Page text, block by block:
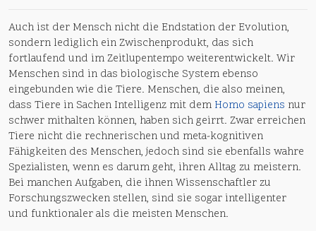
Auch ist der Mensch nicht die Endstation der Evolution,
sondern lediglich ein Zwischenprodukt, das sich
fortlaufend und im Zeitlupentempo weiterentwickelt. Wir
Menschen sind in das biologische System ebenso
eingebunden wie die Tiere. Menschen, die also meinen,
dass Tiere in Sachen Intelligenz mit dem Homo sapiens nur
schwer mithalten können, haben sich geirrt. Zwar erreichen
Tiere nicht die rechnerischen und meta-kognitiven
Fähigkeiten des Menschen, jedoch sind sie ebenfalls wahre
Spezialisten, wenn es darum geht, ihren Alltag zu meistern.
Bei manchen Aufgaben, die ihnen Wissenschaftler zu
Forschungszwecken stellen, sind sie sogar intelligenter
und funktionaler als die meisten Menschen.